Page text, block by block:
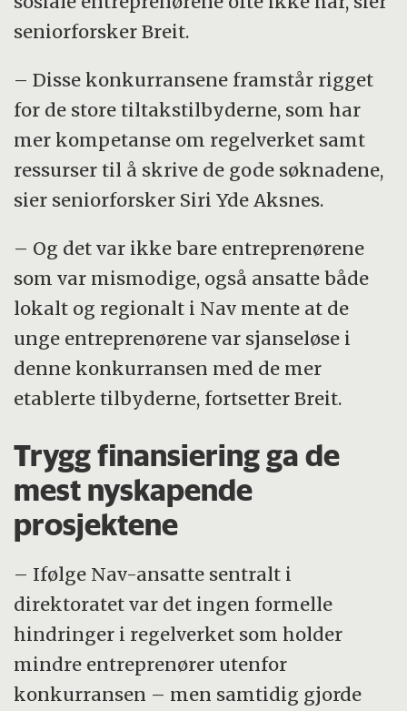
seniorforsker Breit.
– Disse konkurransene framstår rigget
for de store tiltakstilbyderne, som har
mer kompetanse om regelverket samt
ressurser til å skrive de gode søknadene,
sier seniorforsker Siri Yde Aksnes.
– Og det var ikke bare entreprenørene
som var mismodige, også ansatte både
lokalt og regionalt i Nav mente at de
unge entreprenørene var sjanseløse i
denne konkurransen med de mer
etablerte tilbyderne, fortsetter Breit.
Trygg finansiering ga de
mest nyskapende
prosjektene
– Ifølge Nav-ansatte sentralt i
direktoratet var det ingen formelle
hindringer i regelverket som holder
mindre entreprenører utenfor
konkurransen – men samtidig gjorde